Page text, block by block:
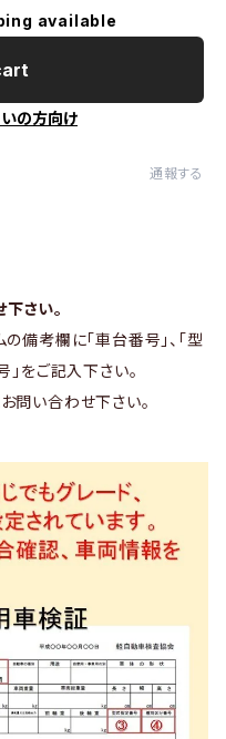
available
の方向け
通報する
さい。
備考欄に「車台番号」、「型
」をご記入下さい。
問い合わせ下さい。